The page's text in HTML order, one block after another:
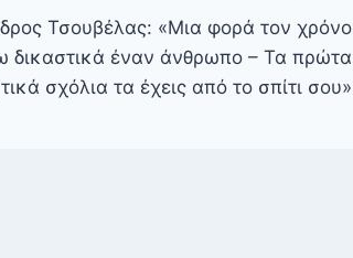
Τσουβέλας: «Μια φορά τον χρόνο
δικαστικά έναν άνθρωπο – Τα πρώτα
σχόλια τα έχεις από το σπίτι σου»